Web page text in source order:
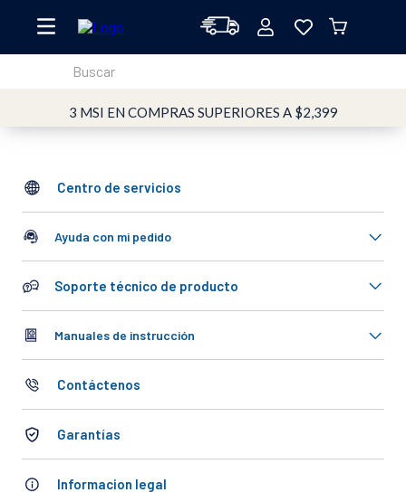
3 MSI EN COMPRAS SUPERIORES A $2,399
Centro de servicios
Ayuda con mi pedido
Soporte técnico de producto
Manuales de instrucción
Contáctenos
Garantías
Informacion legal
TÉRMINOS MÁS BUSCADOS
.
licuadora
.
vaso
5.
vidrio
6.
cafetera
.
8.
horno
.
tritan